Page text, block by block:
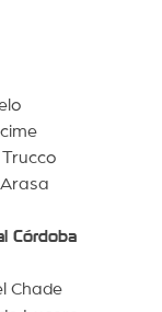
Córdoba
Chade